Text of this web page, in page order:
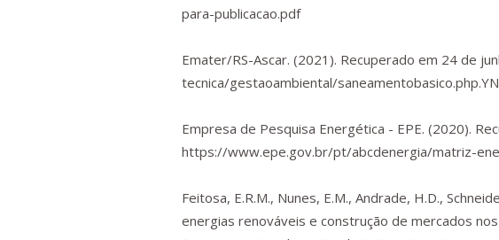
para-publicacao.pdf
Emater/RS-Ascar. (2021). Recuperado em 24 de
tecnica/gestaoambiental/
Empresa de Pesquisa Energética - EPE. (2020).
https://www.epe.gov.br/pt/abcdenergia/matriz-
Feitosa, E.R.M., Nunes, E.M., Andrade, H.D.,
energias renováveis e construção de mercados